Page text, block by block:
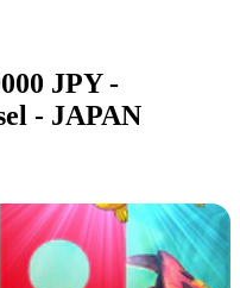
JPY -
- JAPAN